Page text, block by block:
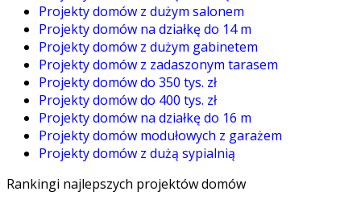
Projekty domów z dużym salonem
Projekty domów na działkę do 14 m
Projekty domów z dużym gabinetem
Projekty domów z zadaszonym tarasem
Projekty domów do 350 tys. zł
Projekty domów do 400 tys. zł
Projekty domów na działkę do 16 m
Projekty domów modułowych z garażem
Projekty domów z dużą sypialnią
Rankingi najlepszych projektów domów